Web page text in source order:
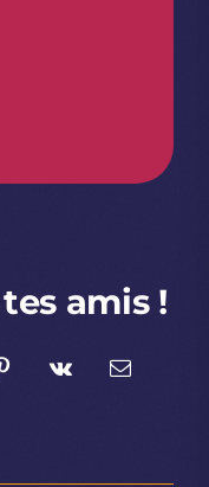
amis !
Pinterest
Vk Email